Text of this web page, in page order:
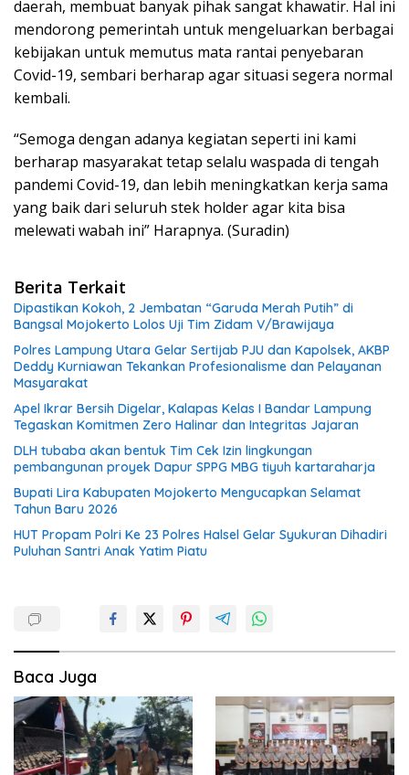
daerah, membuat banyak pihak sangat khawatir. Hal ini
mendorong pemerintah untuk mengeluarkan berbagai
kebijakan untuk memutus mata rantai penyebaran
Covid-19, sembari berharap agar situasi segera normal
kembali.
“Semoga dengan adanya kegiatan seperti ini kami
berharap masyarakat tetap selalu waspada di tengah
pandemi Covid-19, dan lebih meningkatkan kerja sama
yang baik dari seluruh stek holder agar kita bisa
melewati wabah ini” Harapnya. (Suradin)
Berita Terkait
Dipastikan Kokoh, 2 Jembatan “Garuda Merah Putih” di
Bangsal Mojokerto Lolos Uji Tim Zidam V/Brawijaya
Polres Lampung Utara Gelar Sertijab PJU dan Kapolsek, AKBP
Deddy Kurniawan Tekankan Profesionalisme dan Pelayanan
Masyarakat
Apel Ikrar Bersih Digelar, Kalapas Kelas I Bandar Lampung
Tegaskan Komitmen Zero Halinar dan Integritas Jajaran
DLH tubaba akan bentuk Tim Cek Izin lingkungan
pembangunan proyek Dapur SPPG MBG tiyuh kartaraharja
Bupati Lira Kabupaten Mojokerto Mengucapkan Selamat
Tahun Baru 2026
HUT Propam Polri Ke 23 Polres Halsel Gelar Syukuran Dihadiri
Puluhan Santri Anak Yatim Piatu
Baca Juga